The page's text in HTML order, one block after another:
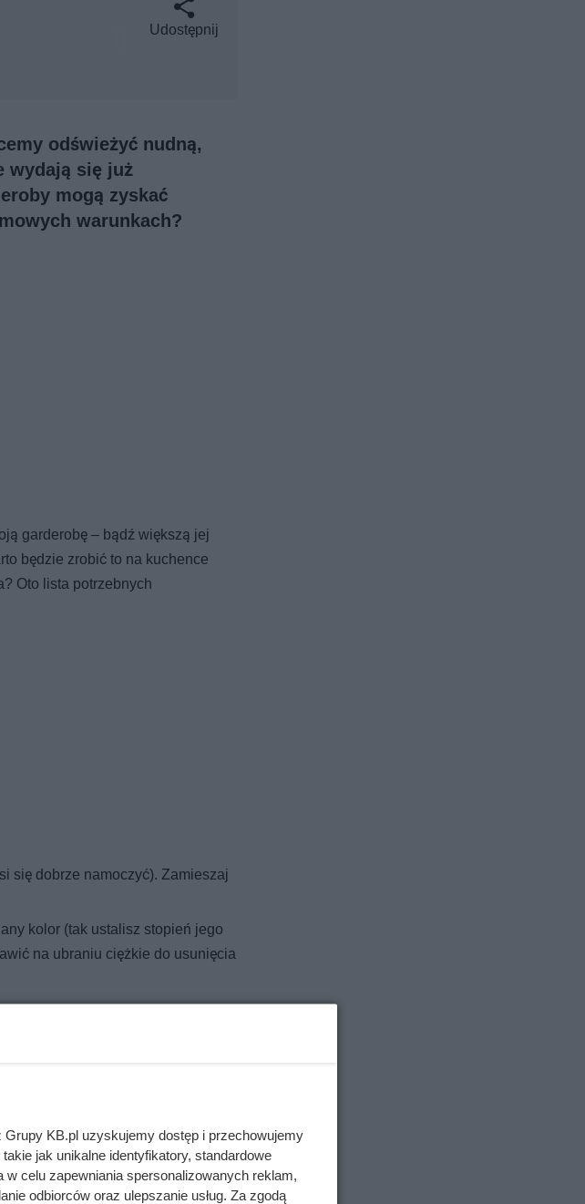
Udostępnij
odświeżyć nudną,
wydają się już
mogą zyskać
warunkach?
garderobę – bądź większą jej
będzie zrobić to na kuchence
Oto lista potrzebnych
się dobrze namoczyć). Zamieszaj
kolor (tak ustalisz stopień jego
na ubraniu ciężkie do usunięcia
ok. pół godziny.
l wody. Mieszaj do momentu, aż
stale obracając tkaniną.
czysta. Pozostanie już tylko
KB.pl uzyskujemy dostęp i przechowujemy
jak unikalne identyfikatory, standardowe
celu zapewniania spersonalizowanych reklam,
odbiorców oraz ulepszanie usług. Za zgodą